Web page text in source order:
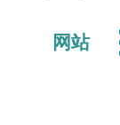
网站